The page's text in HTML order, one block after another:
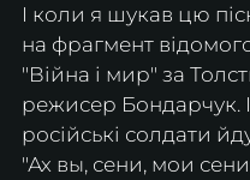
І коли я шукав цю
на фрагмент
"Війна і мир" за
режисер Бондарчук.
російські солдати
"Ах вы, сени, мои